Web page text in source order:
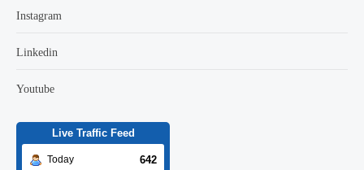
Instagram
Linkedin
Youtube
Live Traffic Feed
Today 642